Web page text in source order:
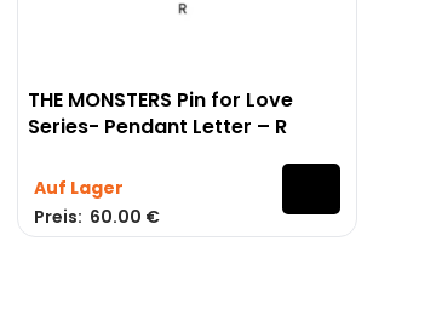
THE MONSTERS Pin for Love
Series- Pendant Letter – R
Auf Lager
Preis: 60.00 €